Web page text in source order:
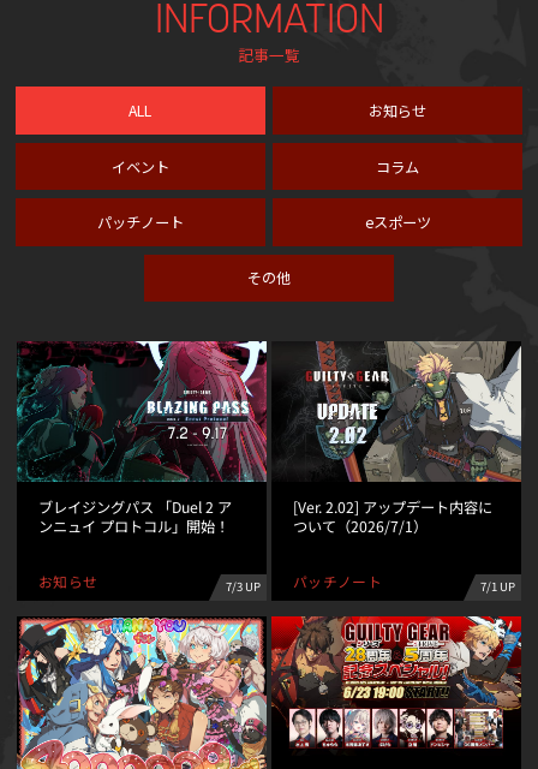
INFORMATION
記事一覧
ALL お知らせ
イベント コラム
パッチノート eスポーツ
その他
ブレイジングパス 「Duel 2 ア
ンニュイ プロトコル」開始！
お知らせ 7/3 UP
[Ver. 2.02] アップデート内容に
ついて（2026/7/1）
パッチノート 7/1 UP